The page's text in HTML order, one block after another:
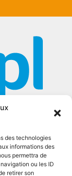
des technologies
informations des
permettra de
ou les ID
retirer son